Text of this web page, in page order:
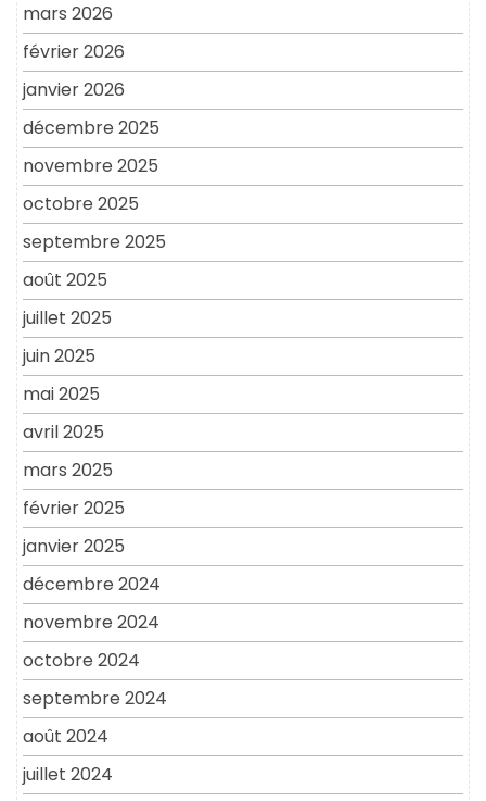
mars 2026
février 2026
janvier 2026
décembre 2025
novembre 2025
octobre 2025
septembre 2025
août 2025
juillet 2025
juin 2025
mai 2025
avril 2025
mars 2025
février 2025
janvier 2025
décembre 2024
novembre 2024
octobre 2024
septembre 2024
août 2024
juillet 2024